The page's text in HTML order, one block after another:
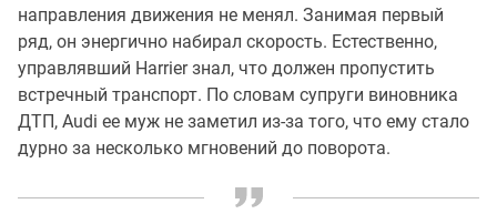
направления движения не менял. Занимая первый
ряд, он энергично набирал скорость. Естественно,
управлявший Harrier знал, что должен пропустить
встречный транспорт. По словам супруги виновника
ДТП, Audi ее муж не заметил из-за того, что ему стало
дурно за несколько мгновений до поворота.